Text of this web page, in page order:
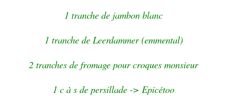
1 tranche de jambon blanc
1 tranche de Leerdammer (emmental)
2 tranches de fromage pour croques monsieur
1 c à s de persillade -> Epicétoo